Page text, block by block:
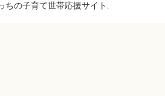
ちの子育て世帯応援サイト.